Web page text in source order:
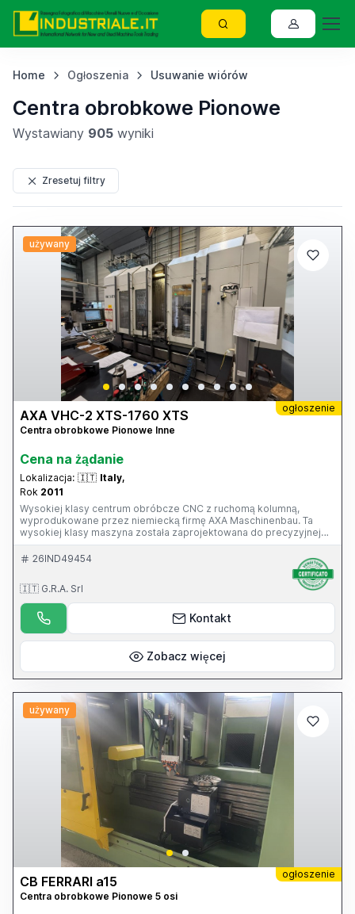
Home Ogłoszenia Usuwanie wiórów
Centra obrobkowe Pionowe
Wystawiany 905 wyniki
Zresetuj filtry
używany
ogłoszenie
AXA VHC-2 XTS-1760 XTS
Centra obrobkowe Pionowe Inne
Cena na żądanie
Lokalizacja: 🇮🇹 Italy,
Rok 2011
Wysokiej klasy centrum obróbcze CNC z ruchomą kolumną,
wyprodukowane przez niemiecką firmę AXA Maschinenbau. Ta
wysokiej klasy maszyna została zaprojektowana do precyzyjnej
obróbki średnich i dużych detali, szczególnie popularnych w
branży form i narzędzi, lotnictwa, energetyki, budowy maszyn i
tradycyjnego pionowego centrum obróbczego z ruchomym
stołem, z przebiegiem 39 500 godzin, sterowaniem CNC Siemens
840D, w pełni sprawną i nienagannie utrzymaną, w pełni
wyposażoną (magazyn narzędzi, transporter wiórów itp.) oraz
wrzecionem w doskonałym stanie.
26IND49454
🇮🇹 G.R.A. Srl
Kontakt
Zobacz więcej
używany
ogłoszenie
CB FERRARI a15
Centra obrobkowe Pionowe 5 osi